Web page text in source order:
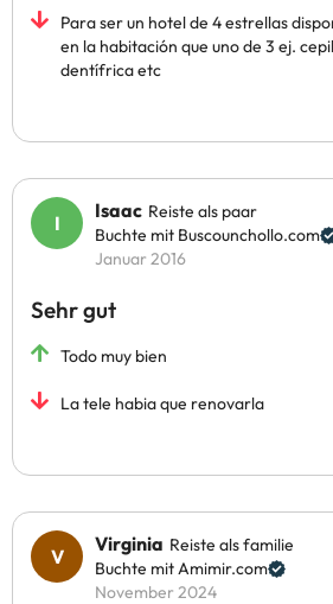
Para ser un hotel de 4 estrellas
en la habitación que uno de 3 ej.
dentífrica etc
Isaac Reiste als paar
Buchte mit Buscounchollo.com
Januar 2016
Sehr gut
Todo muy bien
La tele habia que renovarla
Virginia Reiste als familie
Buchte mit Amimir.com
November 2024